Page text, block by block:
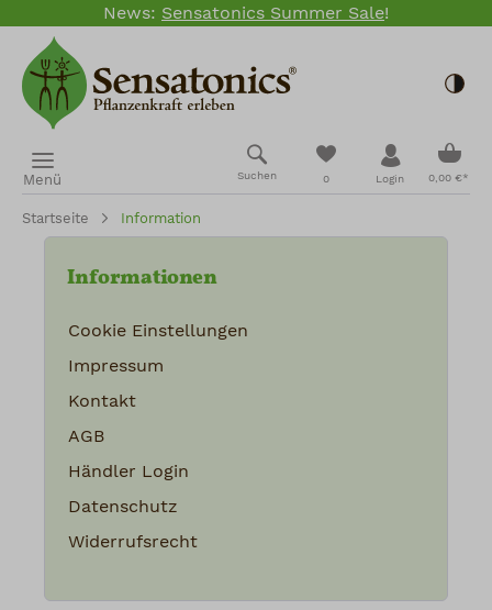
Zum Hauptinhalt springen
News: Sensatonics Summer Sale!
Menü Suchen 0
Du hast 0
Login 0,00 €*
Startseite Information
Informationen
Cookie Einstellungen
Impressum
Kontakt
AGB
Händler Login
Datenschutz
Widerrufsrecht